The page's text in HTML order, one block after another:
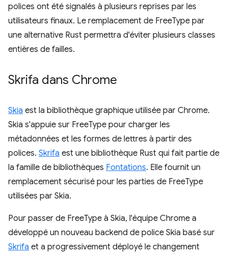
polices ont été signalés à plusieurs reprises par les
utilisateurs finaux. Le remplacement de FreeType par
une alternative Rust permettra d'éviter plusieurs classes
entières de failles.
Skrifa dans Chrome
Skia est la bibliothèque graphique utilisée par Chrome.
Skia s'appuie sur FreeType pour charger les
métadonnées et les formes de lettres à partir des
polices. Skrifa est une bibliothèque Rust qui fait partie de
la famille de bibliothèques Fontations. Elle fournit un
remplacement sécurisé pour les parties de FreeType
utilisées par Skia.
Pour passer de FreeType à Skia, l'équipe Chrome a
développé un nouveau backend de police Skia basé sur
Skrifa et a progressivement déployé le changement